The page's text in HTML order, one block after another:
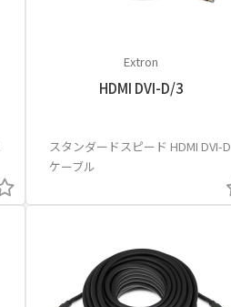
Extron
HDMI DVI-D/3
スタンダードスピード HDMI DVI-D
ケーブル